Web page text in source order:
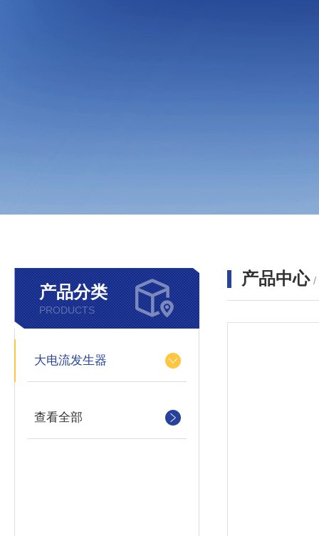
产品分类
PRODUCTS
大电流发生器
查看全部
产品中心 /